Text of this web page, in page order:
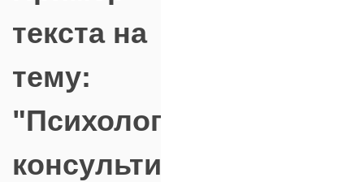
текста на
тему:
"Психологическое
консультирование"